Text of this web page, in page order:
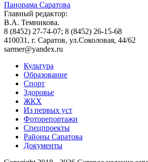
Панорама Саратова
Главный редактор:
В.А. Темникова.
8 (8452) 27-74-07; 8 (8452) 26-15-68
410031, г. Саратов, ул.Соколовая, 44/62
sarmer@yandex.ru
Культура
Образование
Спорт
Здоровье
ЖКХ
Из пеpвых уст
Фоторепортажи
Спецпроекты
Районы Саратова
Документы